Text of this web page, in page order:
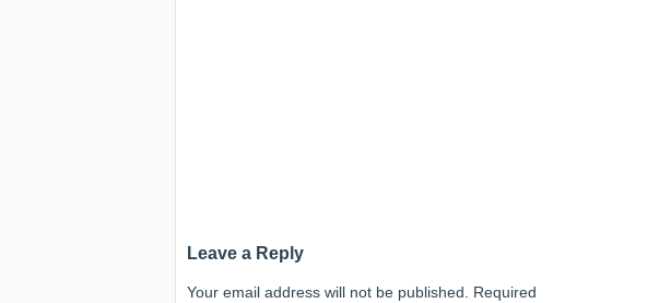
Leave a Reply
Your email address will not be published. Required